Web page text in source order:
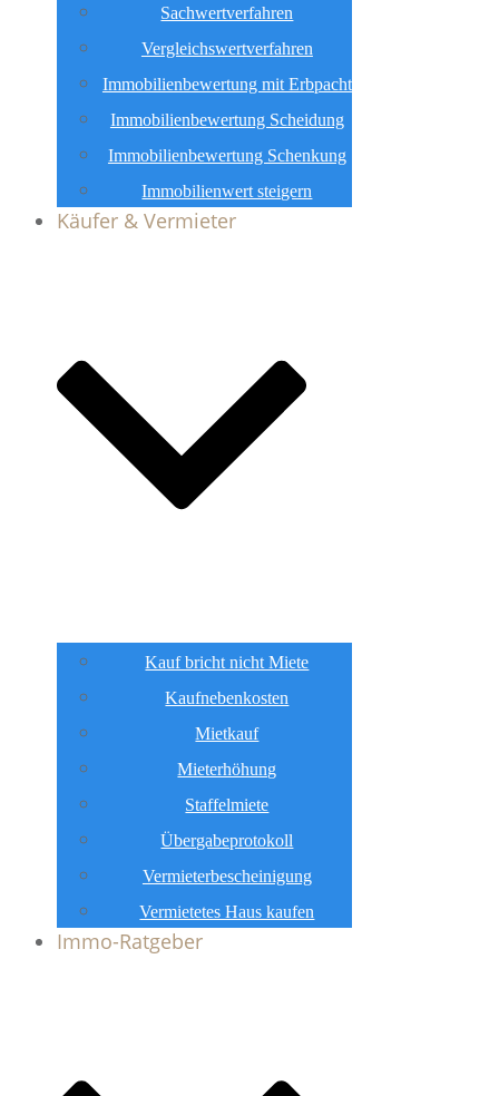
Sachwertverfahren
Vergleichswertverfahren
Immobilienbewertung mit Erbpacht
Immobilienbewertung Scheidung
Immobilienbewertung Schenkung
Immobilienwert steigern
Käufer & Vermieter
Kauf bricht nicht Miete
Kaufnebenkosten
Mietkauf
Mieterhöhung
Staffelmiete
Übergabeprotokoll
Vermieterbescheinigung
Vermietetes Haus kaufen
Immo-Ratgeber